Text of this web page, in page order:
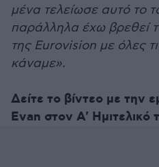
μένα τελείωσε αυτό το
παράλληλα έχω βρεθεί
της Eurovision με όλες
κάναμε».
Δείτε το βίντεο με την
Evan στον Α' Ημιτελικό